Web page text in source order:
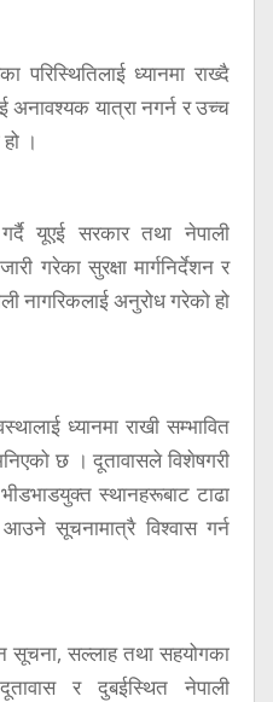
परिस्थितिलाई ध्यानमा राख्दै
अनावश्यक यात्रा नगर्न र उच्च
।
यूएई सरकार तथा नेपाली
गरेका सुरक्षा मार्गनिर्देशन र
नागरिकलाई अनुरोध गरेको हो
ध्यानमा राखी सम्भावित
छ । दूतावासले विशेषगरी
स्थानहरूबाट टाढा
सूचनामात्रै विश्वास गर्न
सूचना, सल्लाह तथा सहयोगका
र दुबईस्थित नेपाली